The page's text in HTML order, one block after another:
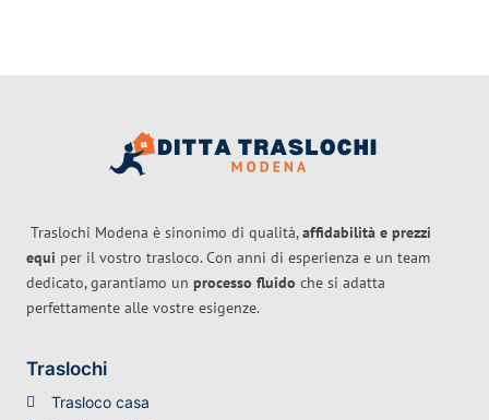
Traslochi Modena è sinonimo di qualità,affidabilità e prezzi
equi per il vostro trasloco. Con anni di esperienza e un team
dedicato, garantiamo un processo fluido che si adatta
perfettamente alle vostre esigenze.
Traslochi
Trasloco casa